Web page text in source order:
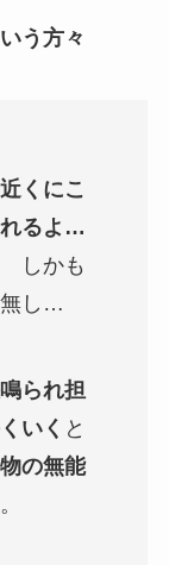
う方々
くにこ
れるよ…
しかも
無し…
られ担
いく と
の無能
。